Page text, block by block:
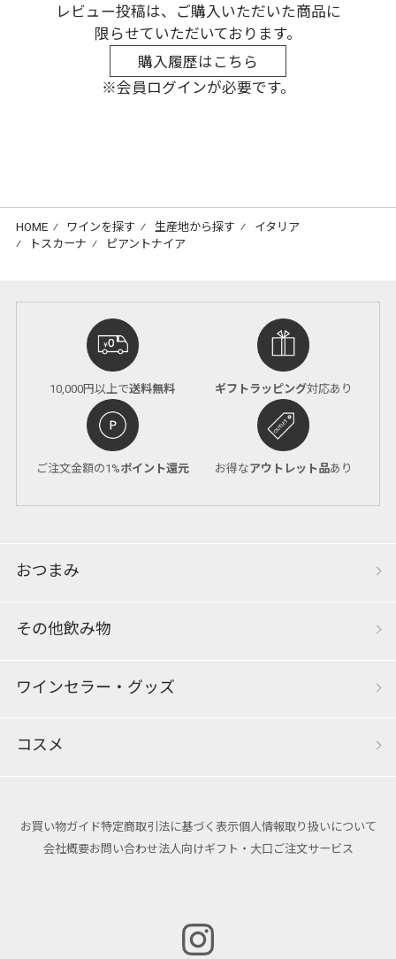
レビュー投稿は、ご購入いただいた商品に
限らせていただいております。
購入履歴はこちら
※会員ログインが必要です。
HOME ⁄ ワインを探す ⁄ 生産地から探す ⁄ イタリア
⁄
トスカーナ ⁄ ピアントナイア
10,000円以上で送料無料 ギフトラッピング対応あり
ご注文金額の1%ポイント還元 お得なアウトレット品あり
おつまみ
その他飲み物
ワインセラー・グッズ
コスメ
お買い物ガイド特定商取引法に基づく表示個人情報取り扱いについて
会社概要お問い合わせ法人向けギフト・大口ご注文サービス